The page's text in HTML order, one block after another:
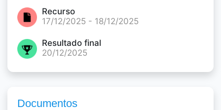
Recurso
17/12/2025 - 18/12/2025
Resultado final
20/12/2025
Documentos